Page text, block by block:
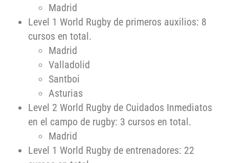
Madrid
Level 1 World Rugby de primeros auxilios: 8
cursos en total.
Madrid
Valladolid
Santboi
Asturias
Level 2 World Rugby de Cuidados Inmediatos
en el campo de rugby: 3 cursos en total.
Madrid
Level 1 World Rugby de entrenadores: 22